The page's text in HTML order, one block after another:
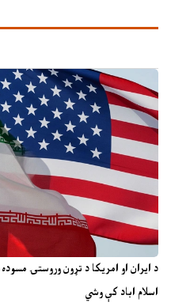
د ایران او امریکا د تړون وروستۍ
اسلام اباد کې وشي